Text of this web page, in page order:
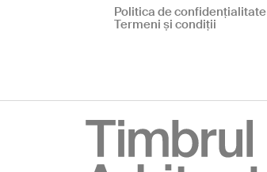
Politica de confidențialitate
Termeni și condiții